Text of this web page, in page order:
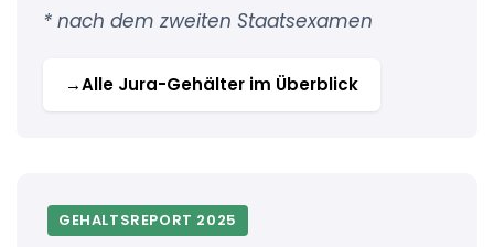
* nach dem zweiten Staatsexamen
→Alle Jura-Gehälter im Überblick
GEHALTSREPORT 2025